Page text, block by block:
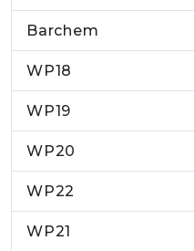
Barchem
WP18
WP19
WP20
WP22
WP21